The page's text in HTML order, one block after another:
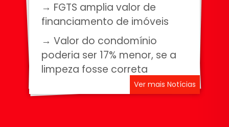
→ FGTS amplia valor de
financiamento de imóveis
→ Valor do condomínio
poderia ser 17% menor, se a
limpeza fosse correta
Ver mais Notícias